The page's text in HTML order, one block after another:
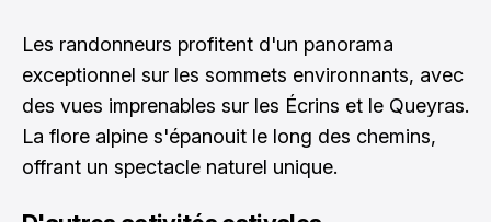
Les randonneurs profitent d'un panorama
exceptionnel sur les sommets environnants, avec
des vues imprenables sur les Écrins et le Queyras.
La flore alpine s'épanouit le long des chemins,
offrant un spectacle naturel unique.